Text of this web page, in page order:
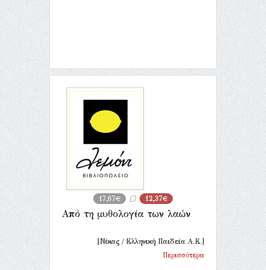
17,67€ 12,37€
Από τη μυθολογία των λαών
[Νίκας / Ελληνική Παιδεία Α.Ε.]
Περισσότερα